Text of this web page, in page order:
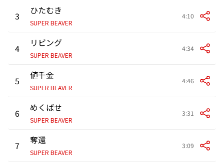
3 ひたむき
SUPER BEAVER
4:10
4 リビング
SUPER BEAVER
4:34
5 値千金
SUPER BEAVER
4:46
6 めくばせ
SUPER BEAVER
3:31
7 奪還
SUPER BEAVER
3:09